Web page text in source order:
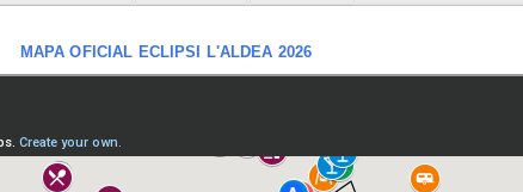
MAPA OFICIAL ECLIPSI L'ALDEA 2026